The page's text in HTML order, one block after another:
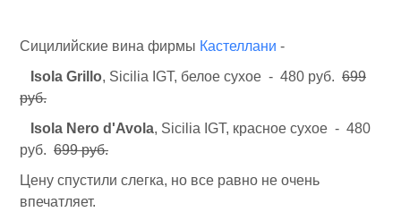
Сицилийские вина фирмы Кастеллани -
Isola Grillo, Sicilia IGT, белое сухое - 480 руб. 699
руб.
Isola Nero d'Avola, Sicilia IGT, красное сухое - 480
руб. 699 руб.
Цену спустили слегка, но все равно не очень
впечатляет.